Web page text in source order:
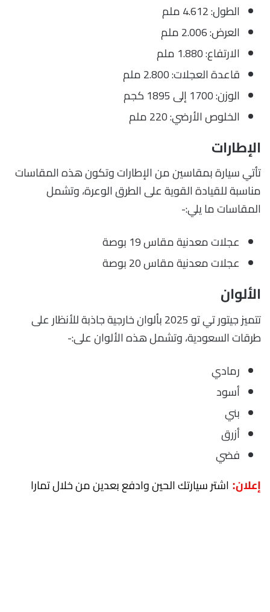
الطول: 4.612 ملم
العرض: 2.006 ملم
الارتفاع: 1.880 ملم
قاعدة العجلات: 2.800 ملم
الوزن: 1700 إلى 1895 كجم
الخلوص الأرضي: 220 ملم
الإطارات
تأتي سيارة بمقاسين من الإطارات وتكون هذه المقاسات
مناسبة للقيادة القوية على الطرق الوعرة، وتشمل
المقاسات ما يلي:-
عجلات معدنية مقاس 19 بوصة
عجلات معدنية مقاس 20 بوصة
الألوان
تتميز جيتور تي تو 2025 بألوان خارجية جاذبة للأنظار على
طرقات السعودية، وتشمل هذه الألوان على:-
رمادي
أسود
بني
أزرق
فضي
إعلان: اشتر سيارتك الحين وادفع بعدين من خلال تمارا